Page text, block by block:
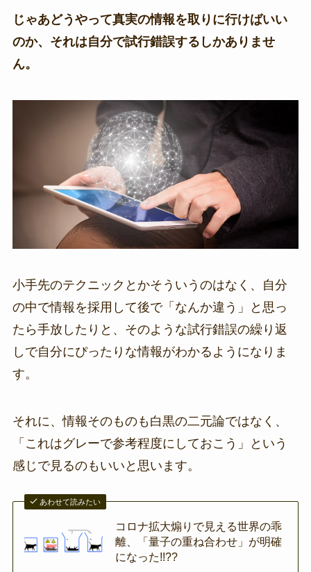
じゃあどうやって真実の情報を取りに行けばいい
のか、それは自分で試行錯誤するしかありませ
ん。
小手先のテクニックとかそういうのはなく、自分
の中で情報を採用して後で「なんか違う」と思っ
たら手放したりと、そのような試行錯誤の繰り返
しで自分にぴったりな情報がわかるようになりま
す。
それに、情報そのものも白黒の二元論ではなく、
「これはグレーで参考程度にしておこう」という
感じで見るのもいいと思います。
あわせて読みたい
コロナ拡大煽りで見える世界の乖
離、「量子の重ね合わせ」が明確
になった!!??